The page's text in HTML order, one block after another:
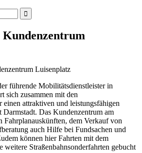
führende Mobilitätsdienstleister in
sich zusammen mit den
einen attraktiven und leistungsfähigen
Darmstadt. Das Kundenzentrum am
Fahrplanauskünften, dem Verkauf von
auch Hilfe bei Fundsachen und
können hier Fahrten mit dem
weitere Straßenbahnsonderfahrten gebucht